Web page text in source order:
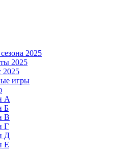
2025
2025
2025
игры
A
Б
В
Г
Д
Е